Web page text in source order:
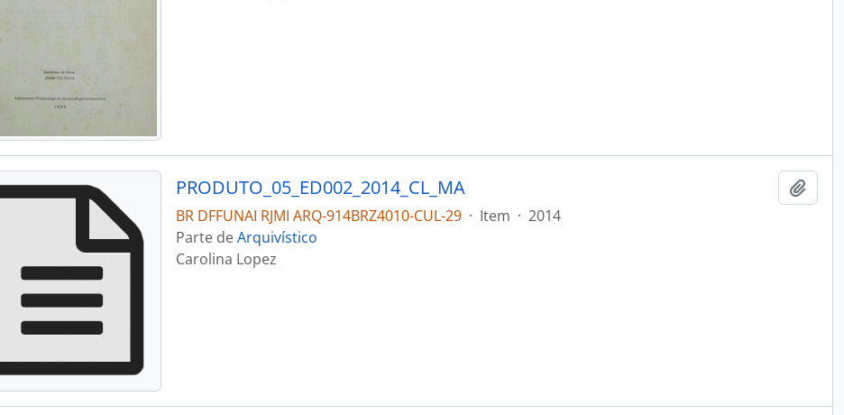
PRODUTO_05_ED002_2014_CL_MA
BR DFFUNAI RJMI ARQ-914BRZ4010-CUL-29 · Item · 2014
Parte deArquivístico
Carolina Lopez